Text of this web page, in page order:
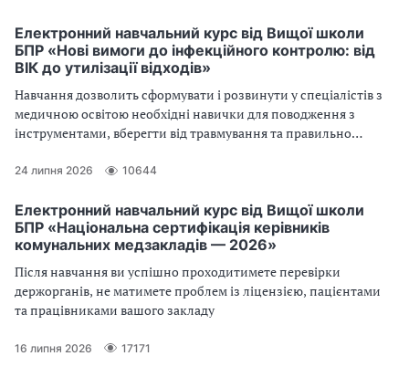
Електронний навчальний курс від Вищої школи
БПР «Нові вимоги до інфекційного контролю: від
ВІК до утилізації відходів»
Навчання дозволить сформувати і розвинути у спеціалістів з
медичною освітою необхідні навички для поводження з
інструментами, вберегти від травмування та правильно
24 липня 2026 10644
Електронний навчальний курс від Вищої школи
БПР «Національна сертифікація керівників
комунальних медзакладів — 2026»
Після навчання ви успішно проходитимете перевірки
держорганів, не матимете проблем із ліцензією, пацієнтами
та працівниками вашого закладу
16 липня 2026 17171